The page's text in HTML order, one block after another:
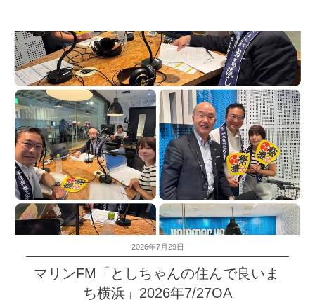
投
稿
日:
2026年7月29日
マリンFM「としちゃんの住んで良いま
ち横浜」2026年7/27OA